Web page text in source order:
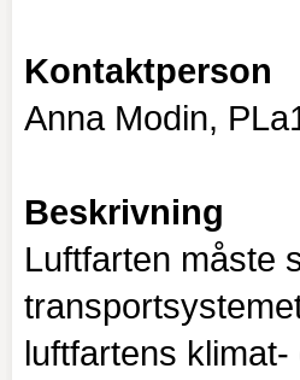
Kontaktperson
Anna Modin,
Beskrivning
Luftfarten måste
luftfartens